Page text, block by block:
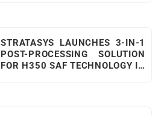
STRATASYS LAUNCHES 3-IN-1
POST-PROCESSING SOLUTION
FOR H350 SAF TECHNOLOGY IN